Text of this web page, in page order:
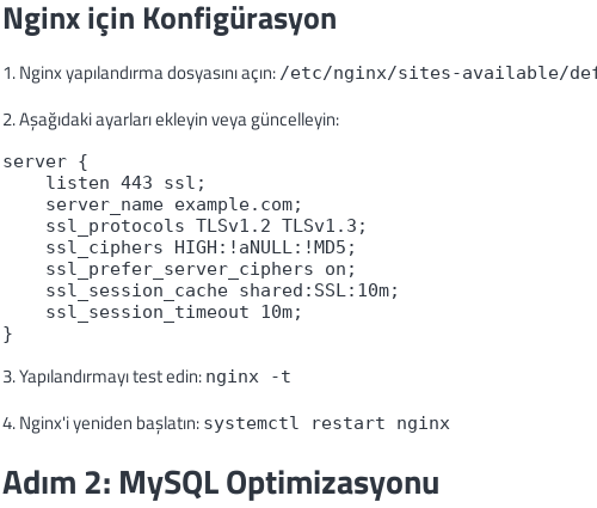
Nginx için Konfigürasyon
1. Nginx yapılandırma dosyasını açın: /etc/nginx/sites-available/
2. Aşağıdaki ayarları ekleyin veya güncelleyin:
server {
    listen 443 ssl;
    server_name example.com;
    ssl_protocols TLSv1.2 TLSv1.3;
    ssl_ciphers HIGH:!aNULL:!MD5;
    ssl_prefer_server_ciphers on;
    ssl_session_cache shared:SSL:10m;
    ssl_session_timeout 10m;
}
3. Yapılandırmayı test edin: nginx -t
4. Nginx'i yeniden başlatın: systemctl restart nginx
Adım 2: MySQL Optimizasyonu